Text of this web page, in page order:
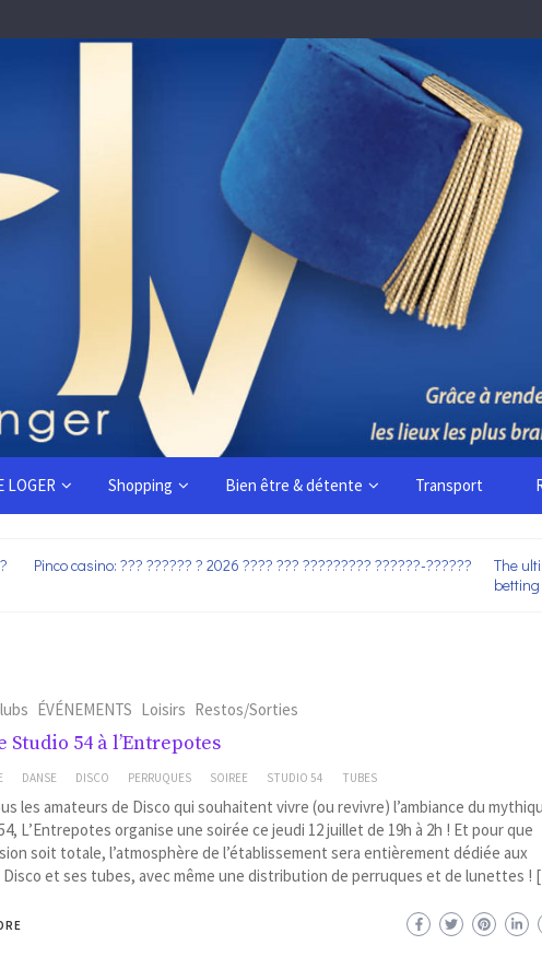
LOGER Shopping Bien être & détente Transport
Pinco casino: ??? ?????? ? 2026 ???? ??? ????????? ??????-??????
The
betting
ÉVÉNEMENTS Loisirs Restos/Sorties
Studio 54 à l’Entrepotes
DANSE DISCO PERRUQUES SOIREE STUDIO 54 TUBES
les amateurs de Disco qui souhaitent vivre (ou revivre) l’ambiance du
L’Entrepotes organise une soirée ce jeudi 12 juillet de 19h à 2h ! Et pour que
soit totale, l’atmosphère de l’établissement sera entièrement dédiée aux
Disco et ses tubes, avec même une distribution de perruques et de lunettes !